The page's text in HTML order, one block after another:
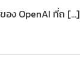
อง OpenAI ที่ถ […]